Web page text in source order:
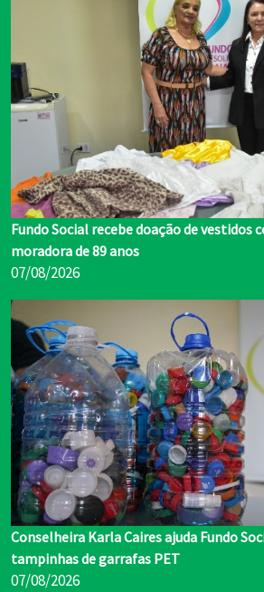
Fundo Social recebe doação de vestidos
moradora de 89 anos
07/08/2026
Conselheira Karla Caires ajuda Fundo
tampinhas de garrafas PET
07/08/2026